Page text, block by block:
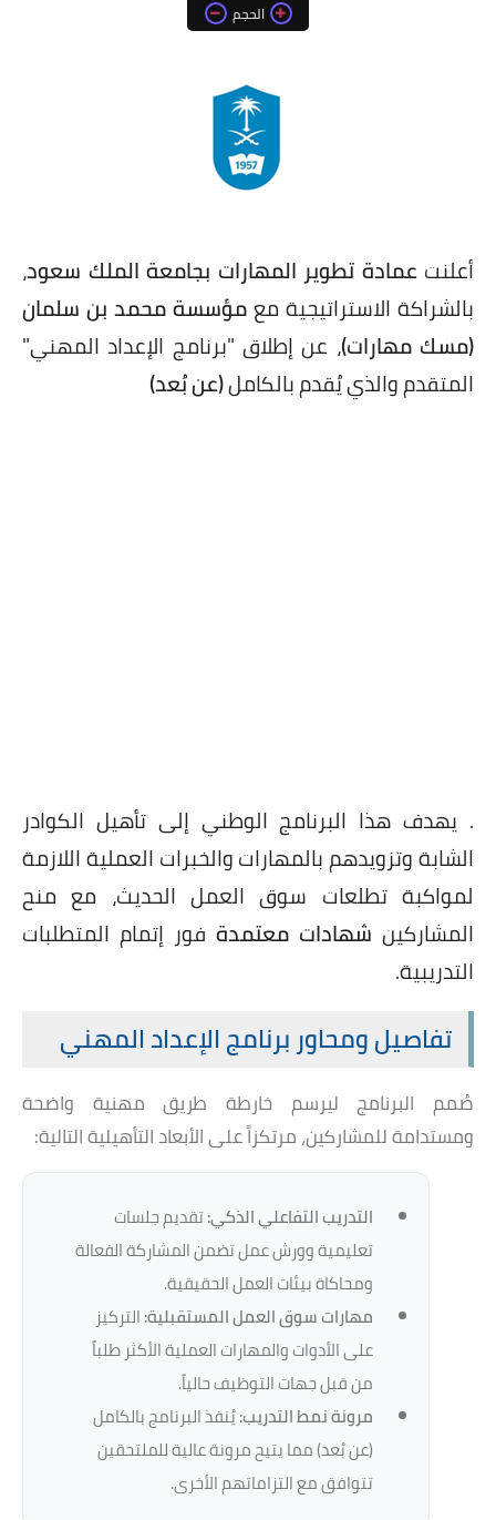
الحجم
أعلنتعمادة تطوير المهارات بجامعة الملك سعود،
بالشراكة الاستراتيجية معمؤسسة محمد بن سلمان
(مسك مهارات)، عن إطلاق "برنامج الإعداد المهني"
المتقدم والذي يُقدم بالكامل(عن بُعد)
. يهدف هذا البرنامج الوطني إلى تأهيل الكوادر
الشابة وتزويدهم بالمهارات والخبرات العملية اللازمة
لمواكبة تطلعات سوق العمل الحديث، مع منح
المشاركين شهادات معتمدة فور إتمام المتطلبات
التدريبية.
تفاصيل ومحاور برنامج الإعداد المهني
صُمم البرنامج ليرسم خارطة طريق مهنية واضحة
ومستدامة للمشاركين، مرتكزاً على الأبعاد التأهيلية التالية:
التدريب التفاعلي الذكي:تقديم جلسات
تعليمية وورش عمل تضمن المشاركة الفعالة
ومحاكاة بيئات العمل الحقيقية.
مهارات سوق العمل المستقبلية:التركيز
على الأدوات والمهارات العملية الأكثر طلباً
من قبل جهات التوظيف حالياً.
مرونة نمط التدريب:يُنفذ البرنامج بالكامل
(عن بُعد) مما يتيح مرونة عالية للملتحقين
تتوافق مع التزاماتهم الأخرى.